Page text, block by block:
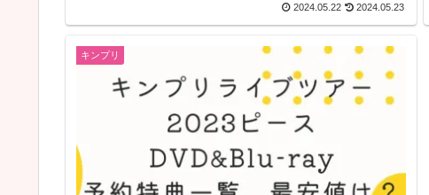
2024.05.22 2024.05.23
キンプリ